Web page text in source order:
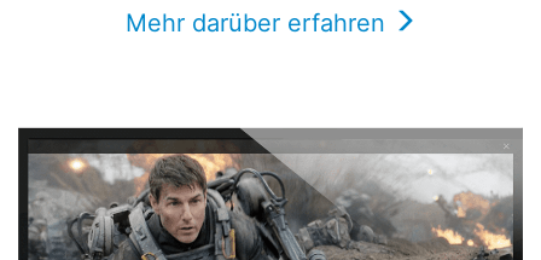
Mehr darüber erfahren